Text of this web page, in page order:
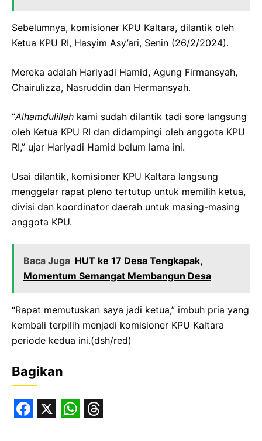
Sebelumnya, komisioner KPU Kaltara, dilantik oleh
Ketua KPU RI, Hasyim Asy’ari, Senin (26/2/2024).
Mereka adalah Hariyadi Hamid, Agung Firmansyah,
Chairulizza, Nasruddin dan Hermansyah.
“Alhamdulillah kami sudah dilantik tadi sore langsung
oleh Ketua KPU RI dan didampingi oleh anggota KPU
RI,” ujar Hariyadi Hamid belum lama ini.
Usai dilantik, komisioner KPU Kaltara langsung
menggelar rapat pleno tertutup untuk memilih ketua,
divisi dan koordinator daerah untuk masing-masing
anggota KPU.
Baca Juga HUT ke 17 Desa Tengkapak,
Momentum Semangat Membangun Desa
“Rapat memutuskan saya jadi ketua,” imbuh pria yang
kembali terpilih menjadi komisioner KPU Kaltara
periode kedua ini.(dsh/red)
Bagikan